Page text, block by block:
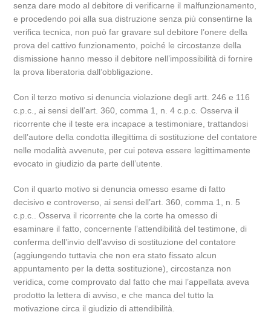
senza dare modo al debitore di verificarne il malfunzionamento,
e procedendo poi alla sua distruzione senza più consentirne la
verifica tecnica, non può far gravare sul debitore l’onere della
prova del cattivo funzionamento, poiché le circostanze della
dismissione hanno messo il debitore nell’impossibilità di fornire
la prova liberatoria dall’obbligazione.
Con il terzo motivo si denuncia violazione degli artt. 246 e 116
c.p.c., ai sensi dell’art. 360, comma 1, n. 4 c.p.c. Osserva il
ricorrente che il teste era incapace a testimoniare, trattandosi
dell’autore della condotta illegittima di sostituzione del contatore
nelle modalità avvenute, per cui poteva essere legittimamente
evocato in giudizio da parte dell’utente.
Con il quarto motivo si denuncia omesso esame di fatto
decisivo e controverso, ai sensi dell’art. 360, comma 1, n. 5
c.p.c.. Osserva il ricorrente che la corte ha omesso di
esaminare il fatto, concernente l’attendibilità del testimone, di
conferma dell’invio dell’avviso di sostituzione del contatore
(aggiungendo tuttavia che non era stato fissato alcun
appuntamento per la detta sostituzione), circostanza non
veridica, come comprovato dal fatto che mai l’appellata aveva
prodotto la lettera di avviso, e che manca del tutto la
motivazione circa il giudizio di attendibilità.